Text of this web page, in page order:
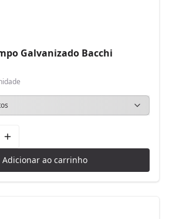
Galvanizado Bacchi
Adicionar ao carrinho